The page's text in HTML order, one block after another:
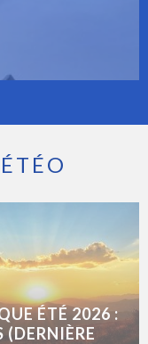
ÉTÉ 2026 :